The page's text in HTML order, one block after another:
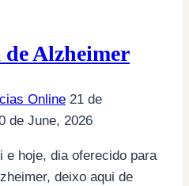
de Alzheimer
Online 21 de
de June, 2026
e hoje, dia oferecido para
deixo aqui de